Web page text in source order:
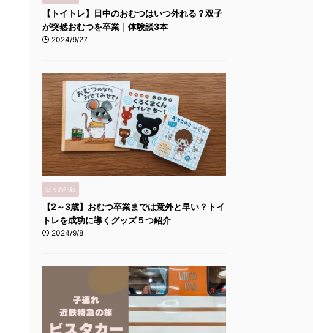
【トイトレ】日中のおむつはいつ外れる？双子
が突然おむつを卒業｜体験談3本
2024/9/27
日々の記録
【2～3歳】おむつ卒業までは意外と早い？トイ
トレを成功に導くグッズ５つ紹介
2024/9/8